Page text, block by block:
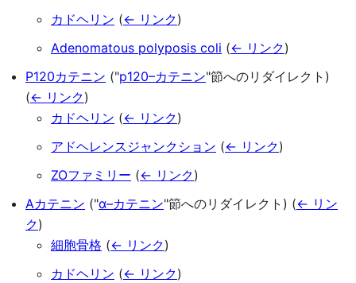
カドヘリン (← リンク)
Adenomatous polyposis coli (← リンク)
P120カテニン ("p120–カテニン"節へのリダイレクト)
(← リンク)
カドヘリン (← リンク)
アドヘレンスジャンクション (← リンク)
ZOファミリー (← リンク)
Αカテニン ("α–カテニン"節へのリダイレクト) (← リン
ク)
細胞骨格 (← リンク)
カドヘリン (← リンク)